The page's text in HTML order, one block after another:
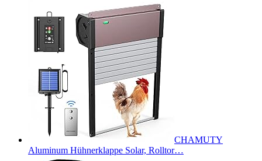
CHAMUTY
Aluminum Hühnerklappe Solar, Rolltor…